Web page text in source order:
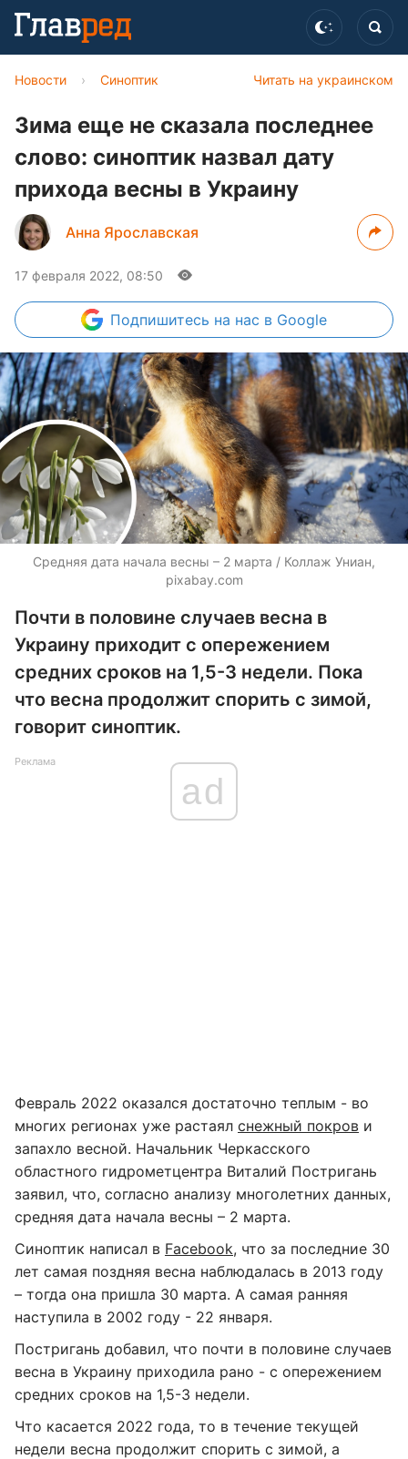
Читать на украинском
Новости › Синоптик
Зима еще не сказала последнее
слово: синоптик назвал дату
прихода весны в Украину
Анна Ярославская
17 февраля 2022, 08:50
Подпишитесь на нас в Google
Средняя дата начала весны – 2 марта / Коллаж Униан,
pixabay.com
Почти в половине случаев весна в
Украину приходит с опережением
средних сроков на 1,5-3 недели. Пока
что весна продолжит спорить с зимой,
говорит синоптик.
Реклама
ad
Февраль 2022 оказался достаточно теплым - во
многих регионах уже растаял снежный покров и
запахло весной. Начальник Черкасского
областного гидрометцентра Виталий Постригань
заявил, что, согласно анализу многолетних данных,
средняя дата начала весны – 2 марта.
Синоптик написал в Facebook, что за последние 30
лет самая поздняя весна наблюдалась в 2013 году
– тогда она пришла 30 марта. А самая ранняя
наступила в 2002 году - 22 января.
Постригань добавил, что почти в половине случаев
весна в Украину приходила рано - с опережением
средних сроков на 1,5-3 недели.
Что касается 2022 года, то в течение текущей
недели весна продолжит спорить с зимой, а